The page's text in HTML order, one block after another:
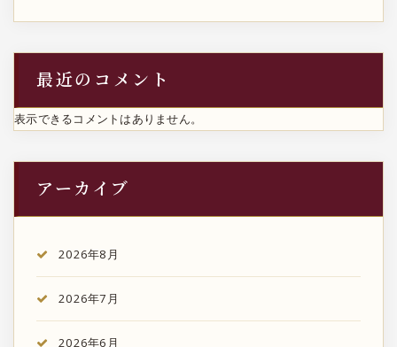
最近のコメント
表示できるコメントはありません。
アーカイブ
2026年8月
2026年7月
2026年6月